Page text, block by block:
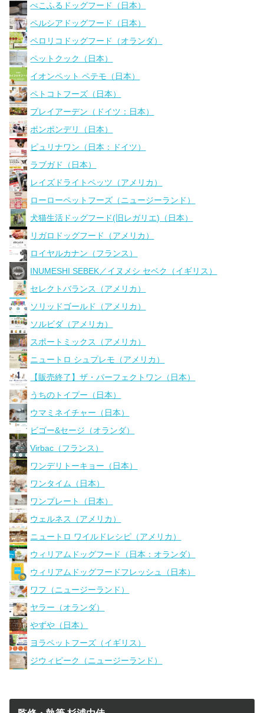
ぺこふるドッグフード（日本）
ペルシアドッグフード（日本）
ペロリコドッグフード（オランダ）
ペットクック（日本）
イオンペット ペテモ（日本）
ペトコトフーズ（日本）
プレイアーデン（ドイツ：日本）
ポンポンデリ（日本）
ピュリナワン（日本：ドイツ）
ラブガド（日本）
レイズドライトペッツ（アメリカ）
ローローペットフーズ（ニュージーランド）
犬猫生活ドッグフード(旧レガリエ)（日本）
リガロドッグフード（アメリカ）
ロイヤルカナン（フランス）
INUMESHI SEBEK／イヌメシ セベク（イギリス）
セレクトバランス（アメリカ）
ソリッドゴールド（アメリカ）
ソルビダ（アメリカ）
スポートミックス（アメリカ）
ニュートロ シュプレモ（アメリカ）
【販売終了】ザ・パーフェクトワン（日本）
うちのトイプー（日本）
ウマミネイチャー（日本）
ビゴー&セージ（オランダ）
Virbac（フランス）
ワンデリトーキョー（日本）
ワンタイム（日本）
ワンプレート（日本）
ウェルネス（アメリカ）
ニュートロ ワイルドレシピ（アメリカ）
ウィリアムドッグフード（日本：オランダ）
ウィリアムドッグフードフレッシュ（日本）
ワフ（ニュージーランド）
ヤラー（オランダ）
やずや（日本）
ヨラペットフーズ（イギリス）
ジウィピーク（ニュージーランド）